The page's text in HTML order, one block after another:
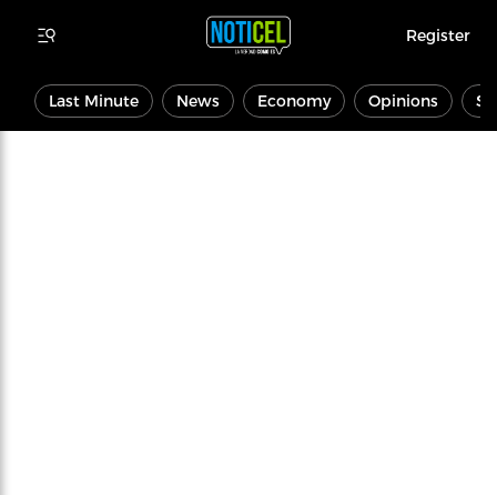
Register
Last Minute News Economy Opinions